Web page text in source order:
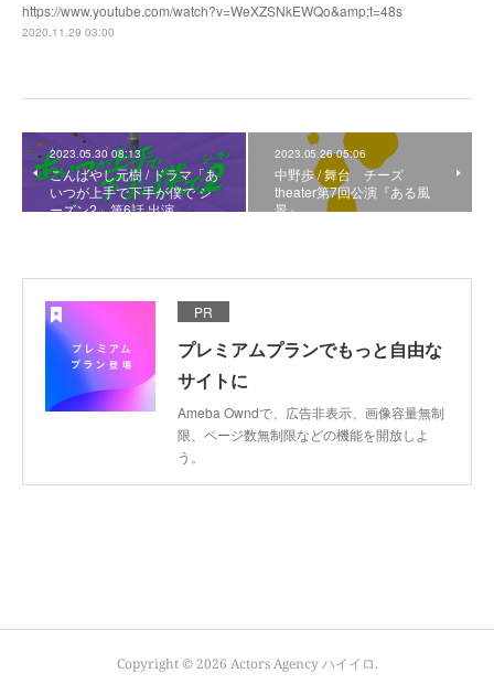
https://www.youtube.com/watch?v=WeXZSNkEWQo&amp;t=48s
2020.11.29 03:00
2023.05.30 08:13
こんばやし元樹 / ドラマ「あ
いつが上手で下手が僕で シ
ーズン2」第6話 出演
2023.05.26 05:06
中野歩 / 舞台 チーズ
theater第7回公演『ある風
景』
PR
プレミアムプランでもっと自由な
サイトに
Ameba Owndで、広告非表示、画像容量無制
限、ページ数無制限などの機能を開放しよ
う。
Copyright ©2026 Actors Agency ハイイロ.